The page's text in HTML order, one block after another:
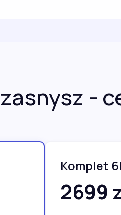
-
Komplet
2699